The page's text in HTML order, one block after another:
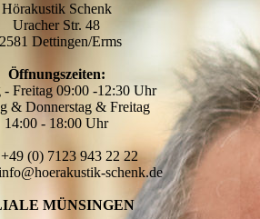
Hörakustik Schenk
Uracher Str. 48
Dettingen/Erms
Öffnungszeiten:
- Freitag 09:00 -12:30 Uhr
& Donnerstag & Freitag
14:00 - 18:00 Uhr
(0) 7123 943 22 22
schenk.de
MÜNSINGEN